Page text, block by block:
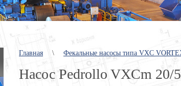
Главная \ Фекальные насосы типа VXC
Насос Pedrollo VXCm 20/